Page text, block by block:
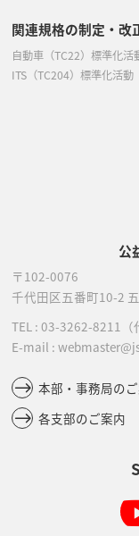
公
〒102-0076
千代田区五番町10-2
TEL : 03-3262-8211
E-mail :
本部・事務局の
各支部のご案内
関連規格の制定・改
自動車（TC22）標準化活
ITS（TC204）標準化活動